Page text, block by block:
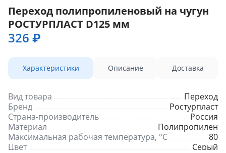
Переход полипропиленовый на чугун
РОСТУРПЛАСТ D125 мм
326 ₽
Характеристики Описание Доставка
Вид товара
Переход
Бренд
Ростурпласт
Страна-производитель
Россия
Материал
Полипропилен
Максимальная рабочая температура, °С
80
Цвет
Серый